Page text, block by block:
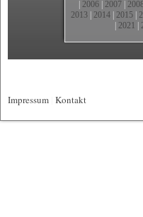
2006 2007
2013 2014 2015
2021
Impressum Kontakt